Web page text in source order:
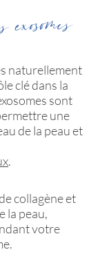
naturellement
clé dans la
sont
une
de la peau et
.
collagène et
la peau,
votre